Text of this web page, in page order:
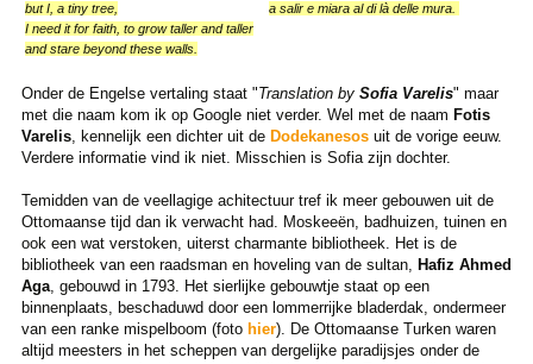
but I, a tiny tree,
I need it for faith, to grow taller and taller
and stare beyond these walls.
a salir e miara al di là delle mura.
Onder de Engelse vertaling staat "Translation by Sofia Varelis" maar
met die naam kom ik op Google niet verder. Wel met de naam Fotis
Varelis, kennelijk een dichter uit de Dodekanesos uit de vorige eeuw.
Verdere informatie vind ik niet. Misschien is Sofia zijn dochter.
Temidden van de veellagige achitectuur tref ik meer gebouwen uit de
Ottomaanse tijd dan ik verwacht had. Moskeeën, badhuizen, tuinen en
ook een wat verstoken, uiterst charmante bibliotheek. Het is de
bibliotheek van een raadsman en hoveling van de sultan, Hafiz Ahmed
Aga, gebouwd in 1793. Het sierlijke gebouwtje staat op een
binnenplaats, beschaduwd door een lommerrijke bladerdak, ondermeer
van een ranke mispelboom (foto hier). De Ottomaanse Turken waren
altijd meesters in het scheppen van dergelijke paradijsjes onder de